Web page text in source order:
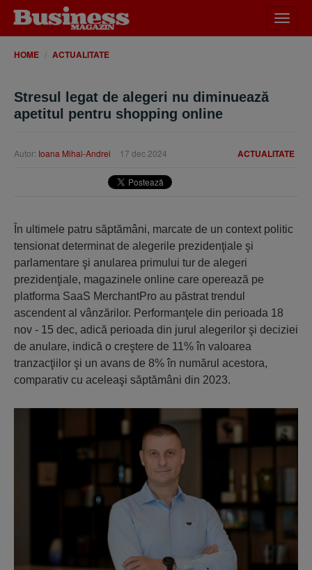
meniu
HOME ACTUALITATE
Stresul legat de alegeri nu diminuează
apetitul pentru shopping online
ACTUALITATE
Autor: Ioana Mihai-Andrei 17 dec 2024
În ultimele patru săptămâni, marcate de un context politic
tensionat determinat de alegerile prezidenţiale şi
parlamentare şi anularea primului tur de alegeri
prezidenţiale, magazinele online care operează pe
platforma SaaS MerchantPro au păstrat trendul
ascendent al vânzărilor. Performanţele din perioada 18
nov - 15 dec, adică perioada din jurul alegerilor şi deciziei
de anulare, indică o creştere de 11% în valoarea
tranzacţiilor şi un avans de 8% în numărul acestora,
comparativ cu aceleaşi săptămâni din 2023.